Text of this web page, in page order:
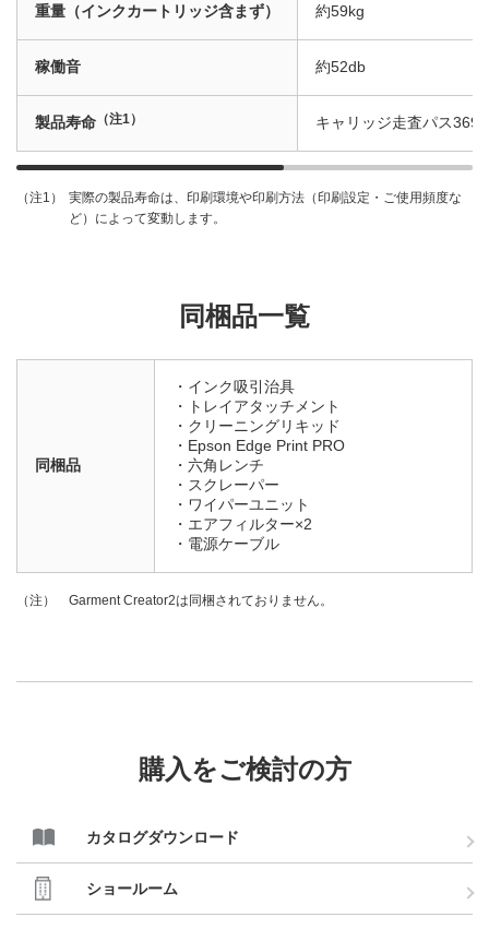
重量（インクカートリッジ含まず） 約59kg
稼働音 約52db
製品寿命 （注1） キャリッジ走査パス369
（注1）
実際の製品寿命は、印刷環境や印刷方法（印刷設定・ご使用頻度な
ど）によって変動します。
同梱品一覧
同梱品
・インク吸引治具
・トレイアタッチメント
・クリーニングリキッド
・Epson Edge Print PRO
・六角レンチ
・スクレーパー
・ワイパーユニット
・エアフィルター×2
・電源ケーブル
（注） Garment Creator2は同梱されておりません。
購入をご検討の方
カタログダウンロード
ショールーム